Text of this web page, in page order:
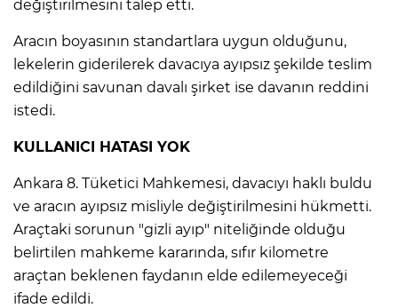
değiştirilmesini talep etti.
Aracın boyasının standartlara uygun olduğunu,
lekelerin giderilerek davacıya ayıpsız şekilde teslim
edildiğini savunan davalı şirket ise davanın reddini
istedi.
KULLANICI HATASI YOK
Ankara 8. Tüketici Mahkemesi, davacıyı haklı buldu
ve aracın ayıpsız misliyle değiştirilmesini hükmetti.
Araçtaki sorunun "gizli ayıp" niteliğinde olduğu
belirtilen mahkeme kararında, sıfır kilometre
araçtan beklenen faydanın elde edilemeyeceği
ifade edildi.